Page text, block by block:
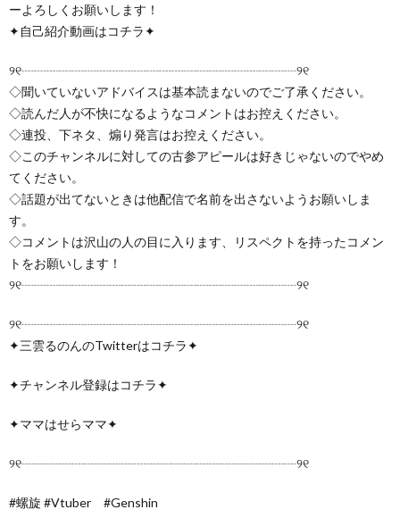
ーよろしくお願いします！
✦自己紹介動画はコチラ✦
୨୧┈┈┈┈┈┈┈┈┈┈┈┈┈┈┈┈┈┈┈┈┈┈୨୧
◇聞いていないアドバイスは基本読まないのでご了承ください。
◇読んだ人が不快になるようなコメントはお控えください。
◇連投、下ネタ、煽り発言はお控えください。
◇このチャンネルに対しての古参アピールは好きじゃないのでやめ
てください。
◇話題が出てないときは他配信で名前を出さないようお願いしま
す。
◇コメントは沢山の人の目に入ります、リスペクトを持ったコメン
トをお願いします！
୨୧┈┈┈┈┈┈┈┈┈┈┈┈┈┈┈┈┈┈┈┈┈┈୨୧
୨୧┈┈┈┈┈┈┈┈┈┈┈┈┈┈┈┈┈┈┈┈┈┈୨୧
✦三雲るのんのTwitterはコチラ✦
✦チャンネル登録はコチラ✦
✦ママはせらママ✦
୨୧┈┈┈┈┈┈┈┈┈┈┈┈┈┈┈┈┈┈┈┈┈┈୨୧
#螺旋 #Vtuber #Genshin